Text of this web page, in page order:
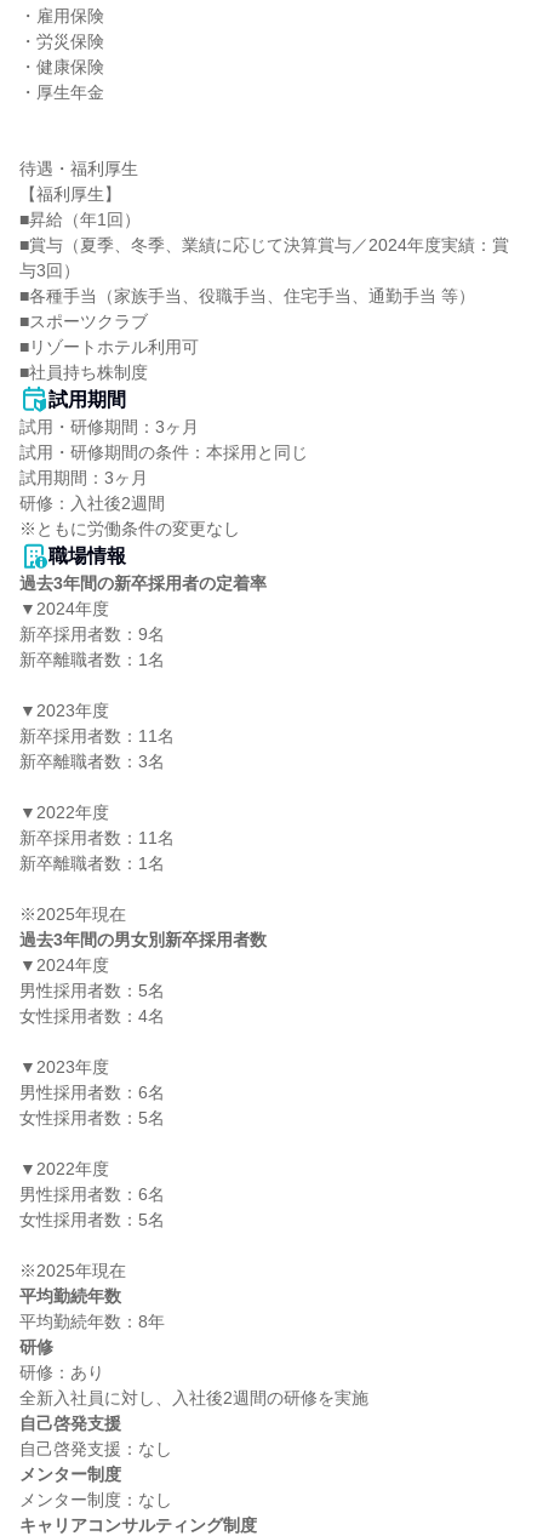
・雇用保険
・労災保険
・健康保険
・厚生年金
待遇・福利厚生
【福利厚生】
■昇給（年1回）
■賞与（夏季、冬季、業績に応じて決算賞与／2024年度実績：賞
与3回）
■各種手当（家族手当、役職手当、住宅手当、通勤手当 等）
■スポーツクラブ
■リゾートホテル利用可
■社員持ち株制度
試用期間
試用・研修期間：3ヶ月
試用・研修期間の条件：本採用と同じ
試用期間：3ヶ月
研修：入社後2週間
職場情報
過去3年間の新卒採用者の定着率
▼2024年度
新卒採用者数：9名
新卒離職者数：1名
▼2023年度
新卒採用者数：11名
新卒離職者数：3名
▼2022年度
新卒採用者数：11名
新卒離職者数：1名
過去3年間の男女別新卒採用者数
▼2024年度
男性採用者数：5名
女性採用者数：4名
▼2023年度
男性採用者数：6名
女性採用者数：5名
▼2022年度
男性採用者数：6名
女性採用者数：5名
平均勤続年数
研修
研修：あり
自己啓発支援
メンター制度
キャリアコンサルティング制度